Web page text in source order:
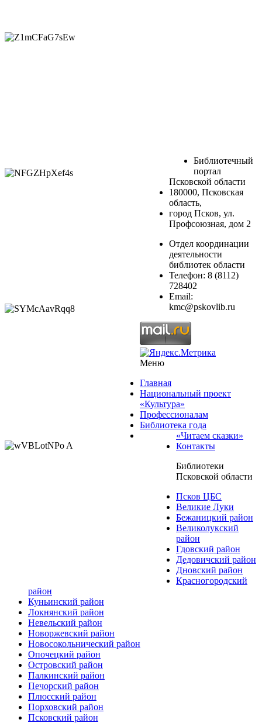
Библиотечный
портал
Псковской области
180000, Псковская
область,
город Псков, ул.
Профсоюзная, дом 2
Отдел координации
деятельности
библиотек области
Телефон: 8 (8112)
728402
Email:
kmc@pskovlib.ru
Меню
Главная
Национальный проект
«Культура»
Профессионалам
Библиотека года
«Читаем сказки»
Контакты
Библиотеки
Псковской области
Псков ЦБС
Великие Луки
Бежаницкий район
Великолукский
район
Гдовский район
Дедовичский район
Дновский район
Красногородский
район
Куньинский район
Локнянский район
Невельский район
Новоржевский район
Новосокольнический район
Опочецкий район
Островский район
Палкинский район
Печорский район
Плюсский район
Порховский район
Псковский район